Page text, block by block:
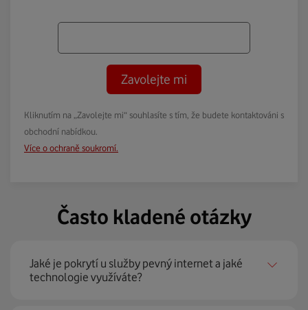
Zavolejte mi
Kliknutím na „Zavolejte mi“ souhlasíte s tím, že budete kontaktováni s
obchodní nabídkou.
Více o ochraně soukromí.
Často kladené otázky
Jaké je pokrytí u služby pevný internet a jaké
technologie využíváte?